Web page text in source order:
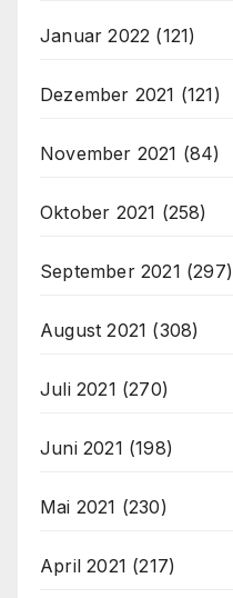
Januar 2022 (121)
Dezember 2021 (121)
November 2021 (84)
Oktober 2021 (258)
September 2021 (297)
August 2021 (308)
Juli 2021 (270)
Juni 2021 (198)
Mai 2021 (230)
April 2021 (217)